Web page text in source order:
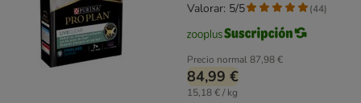
Precio normal87,98 €
84,99 €
15,18 € / kg
Valorar: 5/5 (44)